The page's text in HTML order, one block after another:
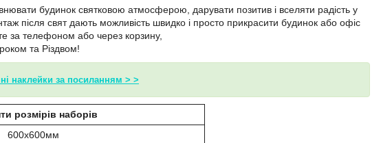
будинок святковою атмосферою, дарувати позитив і вселяти радість у
після свят дають можливість швидко і просто прикрасити будинок або офіс
за телефоном або через корзину,
та Різдвом!
наклейки за посиланням > >
розмірів наборів
600х600мм